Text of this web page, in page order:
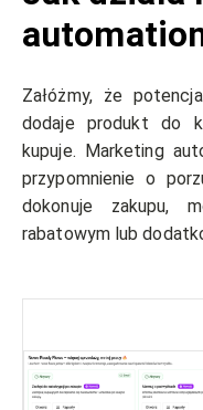
Załóżmy, że
dodaje produkt do
kupuje. Marketing
przypomnienie o
dokonuje zakupu,
rabatowym lub